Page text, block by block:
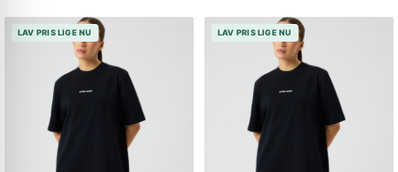
LAV PRIS LIGE NU LAV PRIS LIGE NU